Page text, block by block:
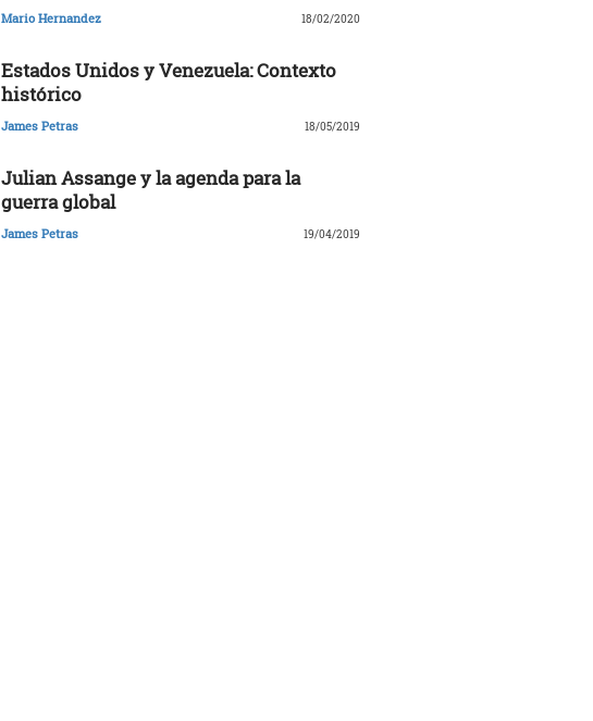
Mario Hernandez 18/02/2020
Estados Unidos y Venezuela: Contexto
histórico
James Petras 18/05/2019
Julian Assange y la agenda para la
guerra global
James Petras 19/04/2019